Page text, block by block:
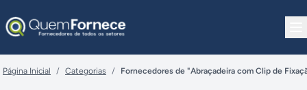
Página Inicial / Categorias / Fornecedores de "Abraçadeira com Clip de